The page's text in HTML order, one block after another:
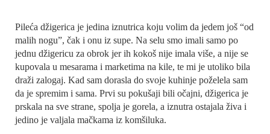
Pileća džigerica je jedina iznutrica koju volim da jedem još “od
malih nogu”, čak i onu iz supe. Na selu smo imali samo po
jednu džigericu za obrok jer ih kokoš nije imala više, a nije se
kupovala u mesarama i marketima na kile, te mi je utoliko bila
draži zalogaj. Kad sam dorasla do svoje kuhinje poželela sam
da je spremim i sama. Prvi su pokušaji bili očajni, džigerica je
prskala na sve strane, spolja je gorela, a iznutra ostajala živa i
jedino je valjala mačkama iz komšiluka.